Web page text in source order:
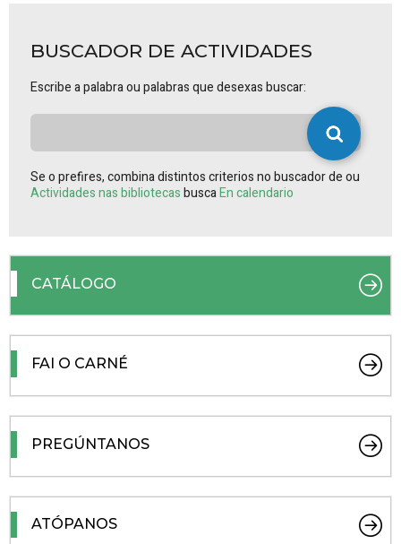
BUSCADOR DE ACTIVIDADES
Escribe a palabra ou palabras que desexas buscar:
Se o prefires, combina distintos criterios no buscador de ou
Actividades nas bibliotecasbuscaEn calendario
CATÁLOGO
FAI O CARNÉ
PREGÚNTANOS
ATÓPANOS